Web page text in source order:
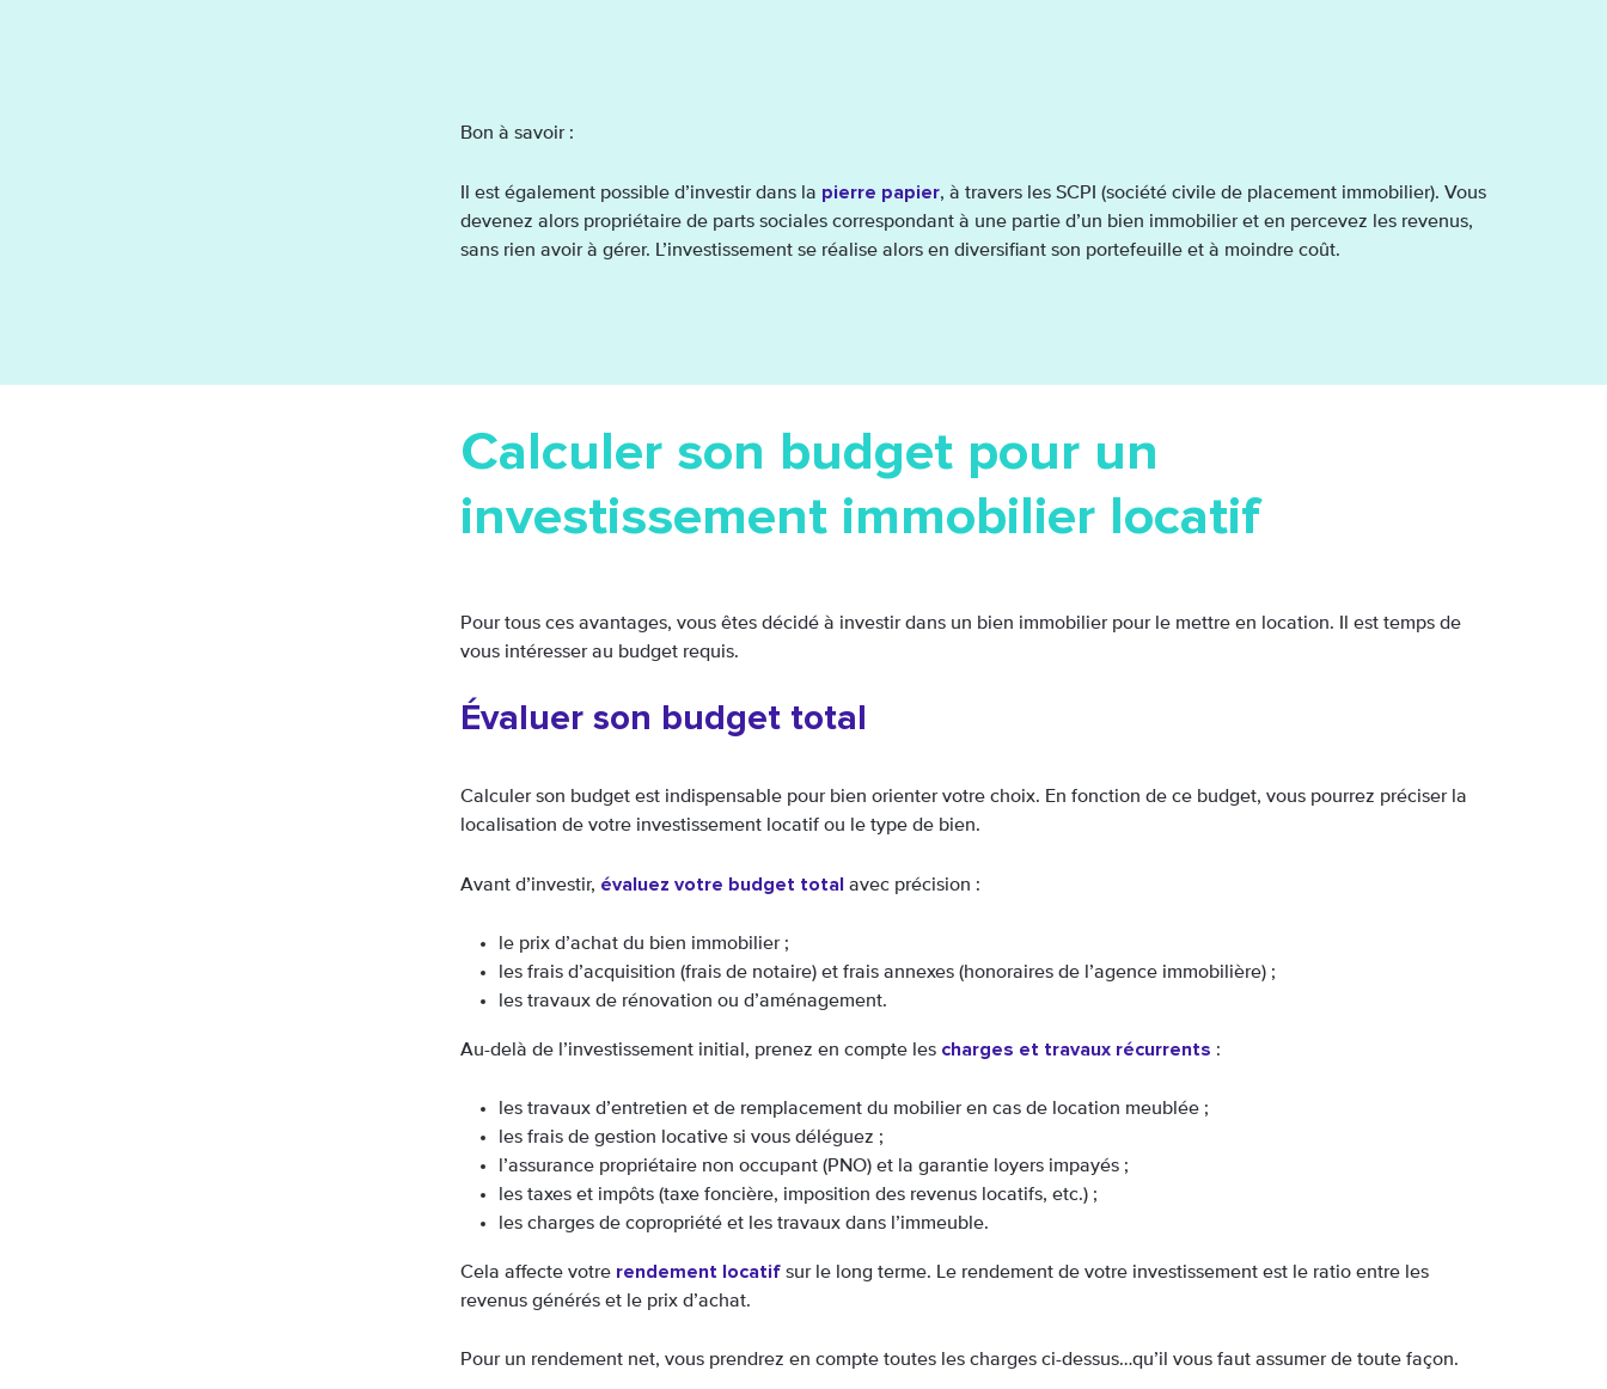
Bon à savoir :
Il est également possible d’investir dans la pierre papier, à travers les SCPI (société civile de placement immobilier). Vous
devenez alors propriétaire de parts sociales correspondant à une partie d’un bien immobilier et en percevez les revenus,
sans rien avoir à gérer. L’investissement se réalise alors en diversifiant son portefeuille et à moindre coût.
Calculer son budget pour un
investissement immobilier locatif
Pour tous ces avantages, vous êtes décidé à investir dans un bien immobilier pour le mettre en location. Il est temps de
vous intéresser au budget requis.
Évaluer son budget total
Calculer son budget est indispensable pour bien orienter votre choix. En fonction de ce budget, vous pourrez préciser la
localisation de votre investissement locatif ou le type de bien.
Avant d’investir, évaluez votre budget total avec précision :
le prix d’achat du bien immobilier ;
les frais d’acquisition (frais de notaire) et frais annexes (honoraires de l’agence immobilière) ;
les travaux de rénovation ou d’aménagement.
Au-delà de l’investissement initial, prenez en compte les charges et travaux récurrents :
les travaux d’entretien et de remplacement du mobilier en cas de location meublée ;
les frais de gestion locative si vous déléguez ;
l’assurance propriétaire non occupant (PNO) et la garantie loyers impayés ;
les taxes et impôts (taxe foncière, imposition des revenus locatifs, etc.) ;
les charges de copropriété et les travaux dans l’immeuble.
Cela affecte votre rendement locatif sur le long terme. Le rendement de votre investissement est le ratio entre les
revenus générés et le prix d’achat.
Pour un rendement net, vous prendrez en compte toutes les charges ci-dessus…qu’il vous faut assumer de toute façon.